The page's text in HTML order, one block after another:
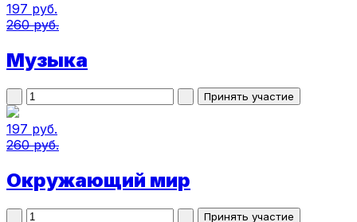
197 руб.
260 руб.
Музыка
197 руб.
260 руб.
Окружающий мир